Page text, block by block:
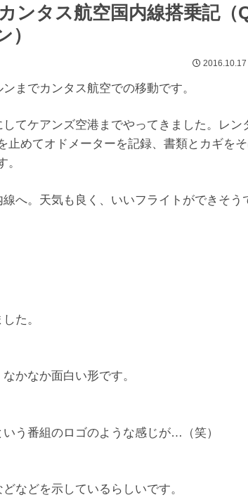
ンタス航空国内線搭乗記（
2016.10.17
までカンタス航空での移動です。
てケアンズ空港までやってきました。レン
止めてオドメーターを記録、書類とカギを
へ。天気も良く、いいフライトができそう
た。
かなか面白い形です。
う番組のロゴのような感じが…（笑）
などを示しているらしいです。